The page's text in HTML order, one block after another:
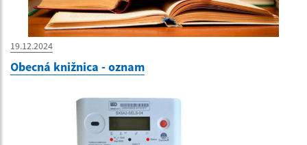
19.12.2024
Obecná knižnica - oznam